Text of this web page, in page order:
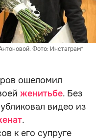
Фото: Инстаграм*
ошеломил
женитьбе. Без
видео из
.
к его супруге